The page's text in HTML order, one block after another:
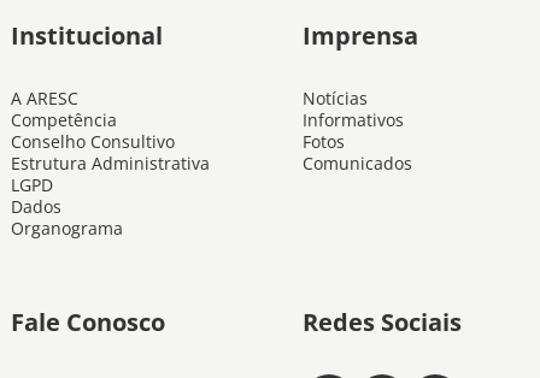
Institucional
A ARESC
Competência
Conselho Consultivo
Estrutura Administrativa
LGPD
Dados
Organograma
Imprensa
Notícias
Informativos
Fotos
Comunicados
Fale Conosco Redes Sociais